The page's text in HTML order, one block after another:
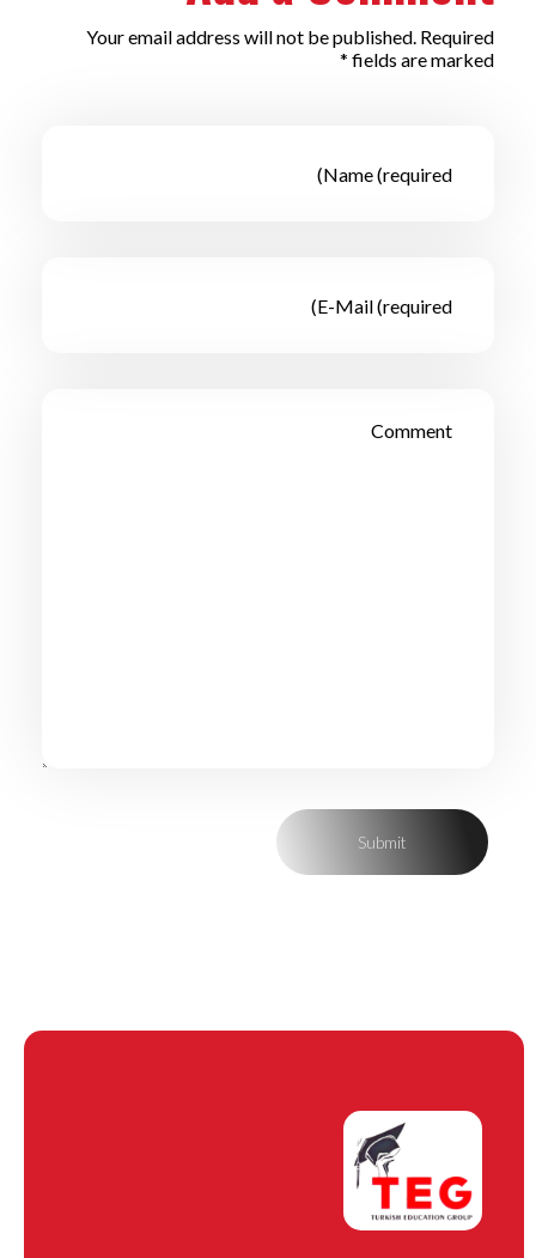
Your email address will not be published. Required
fields are marked *